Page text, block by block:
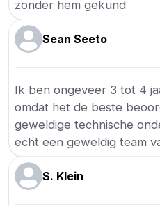
zonder hem gekund
Sean Seeto
Ik ben ongeveer 3 tot 4
omdat het de beste
geweldige technische
echt een geweldig team
S. Klein